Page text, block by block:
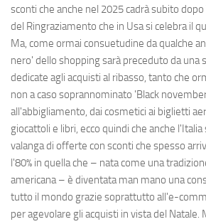
sconti che anche nel 2025 cadrà subito
del Ringraziamento che in Usa si celebra il
Ma, come ormai consuetudine da qualche
nero' dello shopping sarà preceduto da una
dedicate agli acquisti al ribasso, tanto che
non a caso soprannominato 'Black
all'abbigliamento, dai cosmetici ai biglietti
giocattoli e libri, ecco quindi che anche l'Italia
valanga di offerte con sconti che spesso
l'80% in quella che – nata come una
americana – è diventata man mano una
tutto il mondo grazie soprattutto all'e-
per agevolare gli acquisti in vista del Natale.